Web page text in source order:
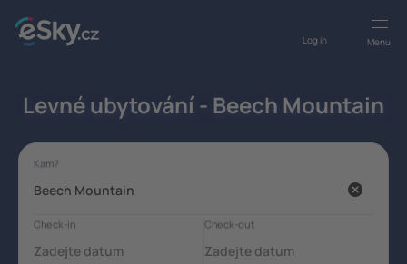
Menu
Log in
Levné ubytování - Beech Mountain